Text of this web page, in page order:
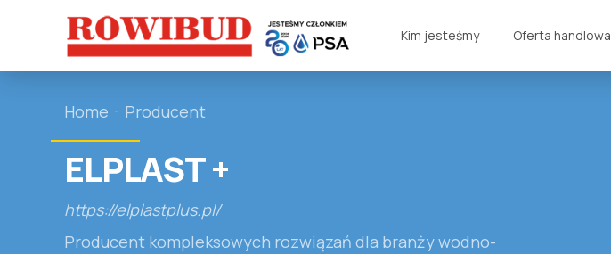
Kim jesteśmy Oferta handlowa
Home Producent
ELPLAST +
https://elplastplus.pl/
Producent kompleksowych rozwiązań dla branży wodno-